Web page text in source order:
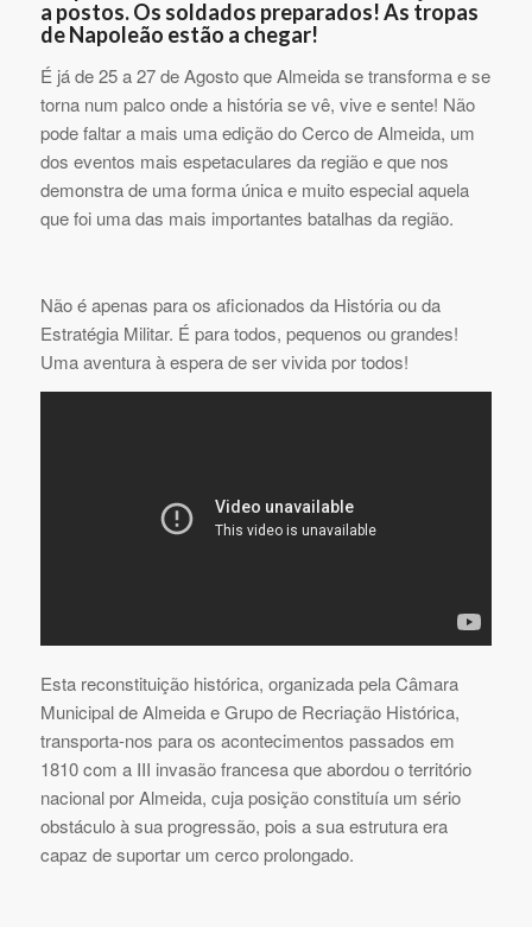
a postos. Os soldados preparados! As tropas
de Napoleão estão a chegar!
É já de 25 a 27 de Agosto que Almeida se transforma e se
torna num palco onde a história se vê, vive e sente! Não
pode faltar a mais uma edição do Cerco de Almeida, um
dos eventos mais espetaculares da região e que nos
demonstra de uma forma única e muito especial aquela
que foi uma das mais importantes batalhas da região.
Não é apenas para os aficionados da História ou da
Estratégia Militar. É para todos, pequenos ou grandes!
Uma aventura à espera de ser vivida por todos!
Esta reconstituição histórica, organizada pela Câmara
Municipal de Almeida e Grupo de Recriação Histórica,
transporta-nos para os acontecimentos passados em
1810 com a III invasão francesa que abordou o território
nacional por Almeida, cuja posição constituía um sério
obstáculo à sua progressão, pois a sua estrutura era
capaz de suportar um cerco prolongado.